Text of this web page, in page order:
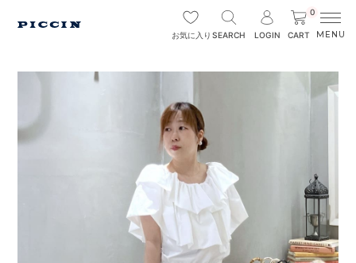
お気に入り SEARCH LOGIN
0
CART